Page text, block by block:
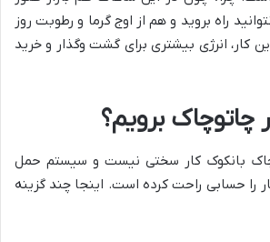
راه بروید و هم از اوج گرما و رطوبت روز
کار، انرژی بیشتری برای گشت وگذار و خرید
چاتوچاک برویم؟
بانکوک کار سختی نیست و سیستم حمل
را حسابی راحت کرده است. اینجا چند گزینه